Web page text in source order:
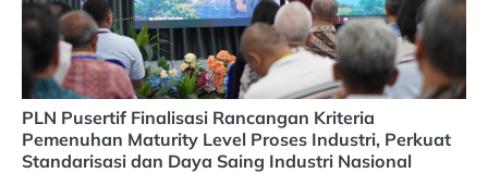
PLN Pusertif Finalisasi Rancangan Kriteria
Pemenuhan Maturity Level Proses Industri, Perkuat
Standarisasi dan Daya Saing Industri Nasional